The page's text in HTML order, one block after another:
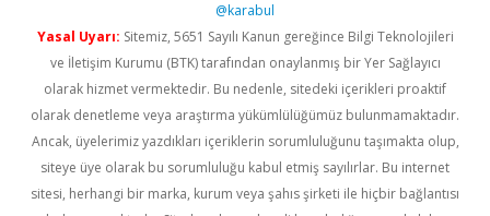
@karabul
Yasal Uyarı: Sitemiz, 5651 Sayılı Kanun gereğince Bilgi Teknolojileri
ve İletişim Kurumu (BTK) tarafından onaylanmış bir Yer Sağlayıcı
olarak hizmet vermektedir. Bu nedenle, sitedeki içerikleri proaktif
olarak denetleme veya araştırma yükümlülüğümüz bulunmamaktadır.
Ancak, üyelerimiz yazdıkları içeriklerin sorumluluğunu taşımakta olup,
siteye üye olarak bu sorumluluğu kabul etmiş sayılırlar. Bu internet
sitesi, herhangi bir marka, kurum veya şahıs şirketi ile hiçbir bağlantısı